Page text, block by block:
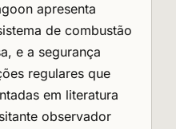
apresenta
de combustão
e a segurança
regulares que
em literatura
observador